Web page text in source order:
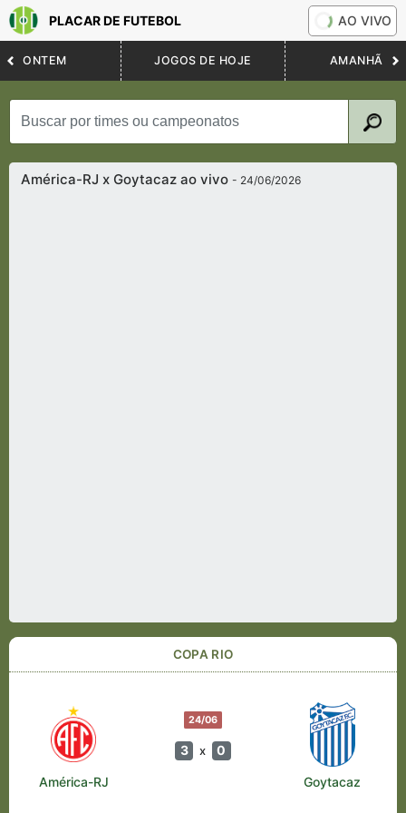
PLACAR DE FUTEBOL AO VIVO
ONTEM JOGOS DE HOJE AMANHÃ
América-RJ x Goytacaz ao vivo- 24/06/2026
COPA RIO
24/06
3 x 0
América-RJ Goytacaz